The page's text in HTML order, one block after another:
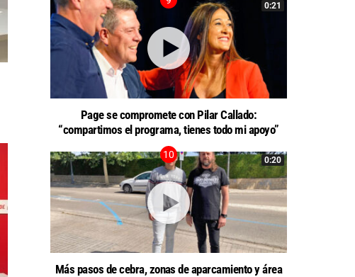
0:21
Page se compromete con Pilar Callado:
“compartimos el programa, tienes todo mi apoyo”
0:20
Más pasos de cebra, zonas de aparcamiento y área